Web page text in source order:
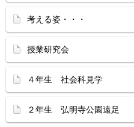
考える姿・・・
授業研究会
４年生 社会科見学
２年生 弘明寺公園遠足